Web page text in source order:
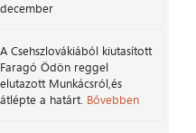
december
A Csehszlovákiából kiutasított
Faragó Ödön reggel
elutazott Munkácsról,és
átlépte a határt. Bővebben